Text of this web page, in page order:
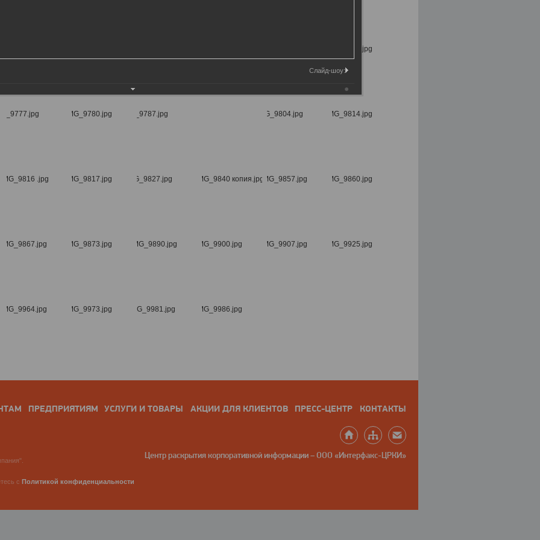
ПРЕДПРИЯТИЯМ УСЛУГИ И ТОВАРЫ АКЦИИ ДЛЯ КЛИЕНТОВ ПРЕСС-ЦЕНТР КОНТАКТЫ
Центр раскрытия корпоративной информации – ООО «Интерфакс-ЦРКИ»
с Политикой конфиденциальности
Слайд-шоу: